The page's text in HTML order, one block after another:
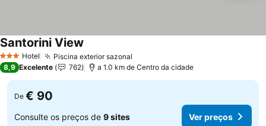
3 EstrelasHotel Piscina exterior sazonal
Santorini View
8,9 Excelente 762 a 1.0 km de Centro da cidade
De € 90
Consulte os preços de 9 sites Ver preços